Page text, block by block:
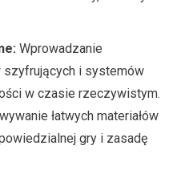
Wprowadzanie
i systemów
w czasie rzeczywistym.
łatwych materiałów
gry i zasadę